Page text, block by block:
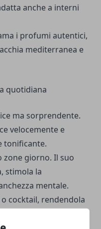
anche a interni
i profumi autentici,
mediterranea e
quotidiana
ma sorprendente.
velocemente e
tonificante.
zone giorno. Il suo
stimola la
mentale.
cocktail, rendendola